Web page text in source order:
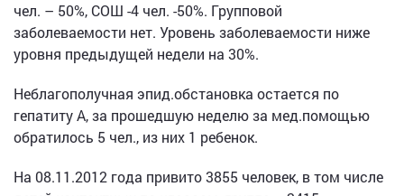
чел. – 50%, СОШ -4 чел. -50%. Групповой
заболеваемости нет. Уровень заболеваемости ниже
уровня предыдущей недели на 30%.
Неблагополучная эпид.обстановка остается по
гепатиту А, за прошедшую неделю за мед.помощью
обратилось 5 чел., из них 1 ребенок.
На 08.11.2012 года привито 3855 человек, в том числе